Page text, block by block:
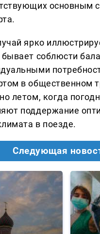
основным
ярко
бывает соблюсти
в общественном
летом, когда
поддержание
в поезде.
Следующая